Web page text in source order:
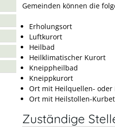
Gemeinden können die
Erholungsort
Luftkurort
Heilbad
Heilklimatischer Kurort
Kneippheilbad
Kneippkurort
Ort mit Heilquellen- oder
Ort mit Heilstollen-
Zuständige